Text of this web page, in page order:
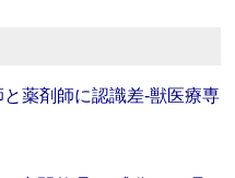
薬剤師に認識差‐獣医療専